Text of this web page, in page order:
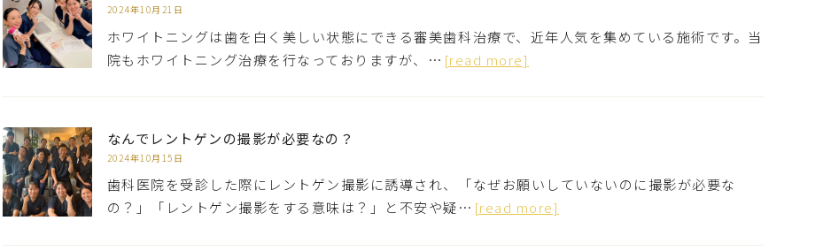
2024年10月21日
ホワイトニングは歯を白く美しい状態にできる審美歯科治療で、近年人気を集めている施術です。当
院もホワイトニング治療を行なっておりますが、… [read more]
なんでレントゲンの撮影が必要なの？
2024年10月15日
歯科医院を受診した際にレントゲン撮影に誘導され、「なぜお願いしていないのに撮影が必要な
の？」「レントゲン撮影をする意味は？」と不安や疑… [read more]